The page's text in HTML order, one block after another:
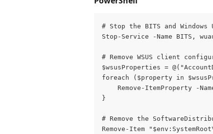
# Stop the BITS and Windows
Stop-Service -Name BITS,
# Remove WSUS client
$wsusProperties =
foreach ($property in
Remove-ItemProperty -
}
# Remove the
Remove-Item